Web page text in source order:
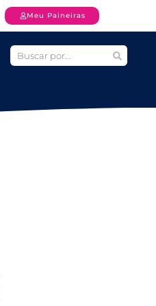
Meu Paineiras